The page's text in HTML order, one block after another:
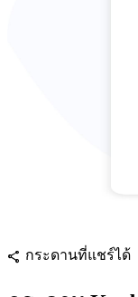
share กระดานที่แชร์ได้